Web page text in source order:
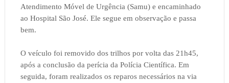
Atendimento Móvel de Urgência (Samu) e encaminhado
ao Hospital São José. Ele segue em observação e passa
bem.
O veículo foi removido dos trilhos por volta das 21h45,
após a conclusão da perícia da Polícia Científica. Em
seguida, foram realizados os reparos necessários na via